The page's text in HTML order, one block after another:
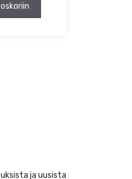
ja uusista